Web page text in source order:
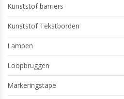
Kunststof barriers
Kunststof Tekstborden
Lampen
Loopbruggen
Markeringstape